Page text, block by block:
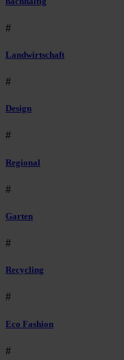
#
Landwirtschaft
#
Design
#
Regional
#
Garten
#
Recycling
#
Eco Fashion
#